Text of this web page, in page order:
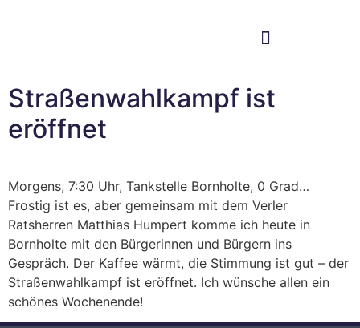
Straßenwahlkampf ist
eröffnet
Morgens, 7:30 Uhr, Tankstelle Bornholte, 0 Grad…
Frostig ist es, aber gemeinsam mit dem Verler
Ratsherren Matthias Humpert komme ich heute in
Bornholte mit den Bürgerinnen und Bürgern ins
Gespräch. Der Kaffee wärmt, die Stimmung ist gut – der
Straßenwahlkampf ist eröffnet. Ich wünsche allen ein
schönes Wochenende!